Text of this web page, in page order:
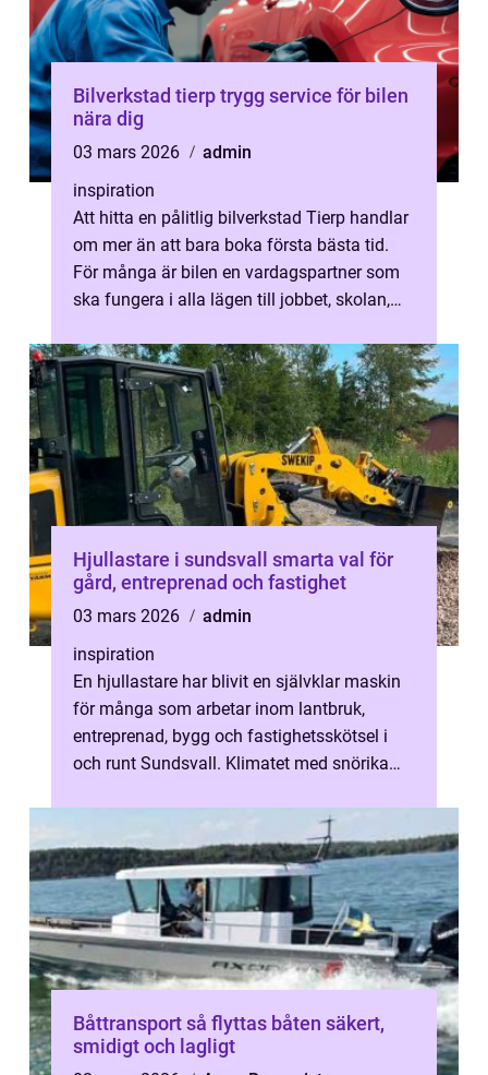
Bilverkstad tierp trygg service för bilen
nära dig
03 mars 2026
admin
inspiration
Att hitta en pålitlig bilverkstad Tierp handlar
om mer än att bara boka första bästa tid.
För många är bilen en vardagspartner som
ska fungera i alla lägen till jobbet, skolan,
Hjullastare i sundsvall smarta val för
gård, entreprenad och fastighet
03 mars 2026
admin
inspiration
En hjullastare har blivit en självklar maskin
för många som arbetar inom lantbruk,
entreprenad, bygg och fastighetsskötsel i
och runt Sundsvall. Klimatet med snörika
Båttransport så flyttas båten säkert,
smidigt och lagligt